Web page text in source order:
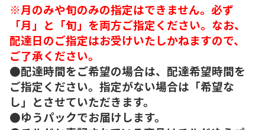
※月のみや旬のみの指定はできません。必ず
「月」と「旬」を両方ご指定ください。なお、
配達日のご指定はお受けいたしかねますので、
ご了承ください。
●配達時間をご希望の場合は、配達希望時間を
ご指定ください。指定がない場合は「希望な
し」とさせていただきます。
●ゆうパックでお届けします。